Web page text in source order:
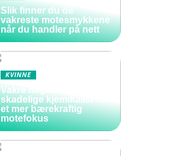
Slik finner du de
vakreste motesmykkene
når du handler på nett
KVINNE
Vakre negler uten
skadelige kjemikalier for
et mer bærekraftig
motefokus